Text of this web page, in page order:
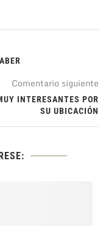
Comentario siguiente
INTERESANTES POR
SU UBICACIÓN